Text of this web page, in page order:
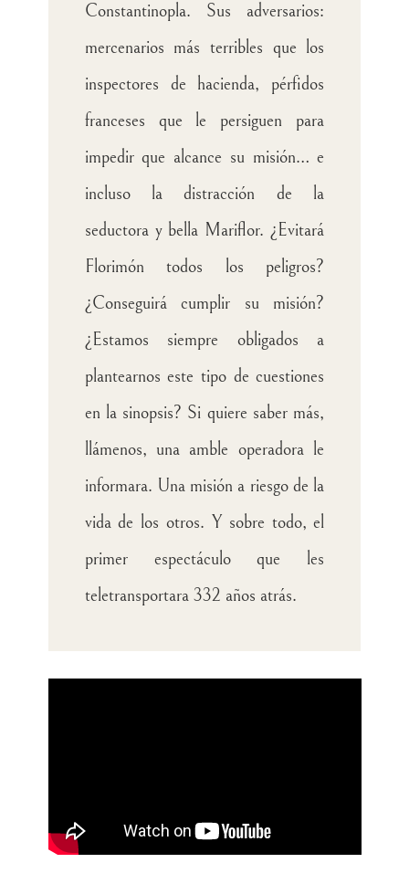
Constantinopla. Sus adversarios:
mercenarios más terribles que los
inspectores de hacienda, pérfidos
franceses que le persiguen para
impedir que alcance su misión… e
incluso la distracción de la
seductora y bella Mariflor. ¿Evitará
Florimón todos los peligros?
¿Conseguirá cumplir su misión?
¿Estamos siempre obligados a
plantearnos este tipo de cuestiones
en la sinopsis? Si quiere saber más,
llámenos, una amble operadora le
informara. Una misión a riesgo de la
vida de los otros. Y sobre todo, el
primer espectáculo que les
teletransportara 332 años atrás.